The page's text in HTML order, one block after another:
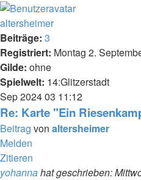
altersheimer
Beiträge: 3
Registriert: Montag 2.
Gilde: ohne
Spielwelt: 14:Glitzerstadt
Sep 202403 11:12
Re: Karte "Ein
Beitrag von altersheimer
Melden
Zitieren
yohannahat geschrieben: